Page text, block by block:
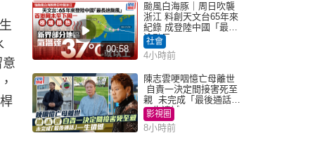
00:58
颱風白海豚｜周日吹襲
浙江 料創天文台65年來
紀錄 成登陸中國「最長
途颱風」
社會
4小時前
陳志雲哽咽憶亡母離世
自責一決定間接害死至
親 未完成「最後通話」
一生遺憾
影視圈
8小時前